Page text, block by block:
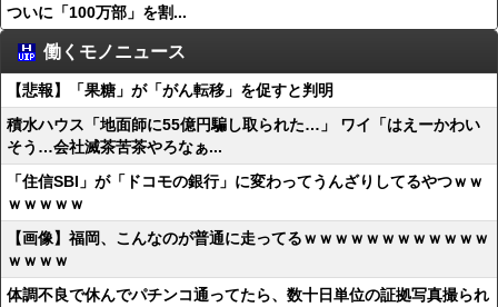
ついに「100万部」を割...
働くモノニュース
【悲報】「果糖」が「がん転移」を促すと判明
積水ハウス「地面師に55億円騙し取られた…」 ワイ「はえーかわい
そう…会社滅茶苦茶やろなぁ...
「住信SBI」が「ドコモの銀行」に変わってうんざりしてるやつｗｗ
ｗｗｗｗｗ
【画像】福岡、こんなのが普通に走ってるｗｗｗｗｗｗｗｗｗｗｗｗ
ｗｗｗｗ
体調不良で休んでパチンコ通ってたら、数十日単位の証拠写真撮られ